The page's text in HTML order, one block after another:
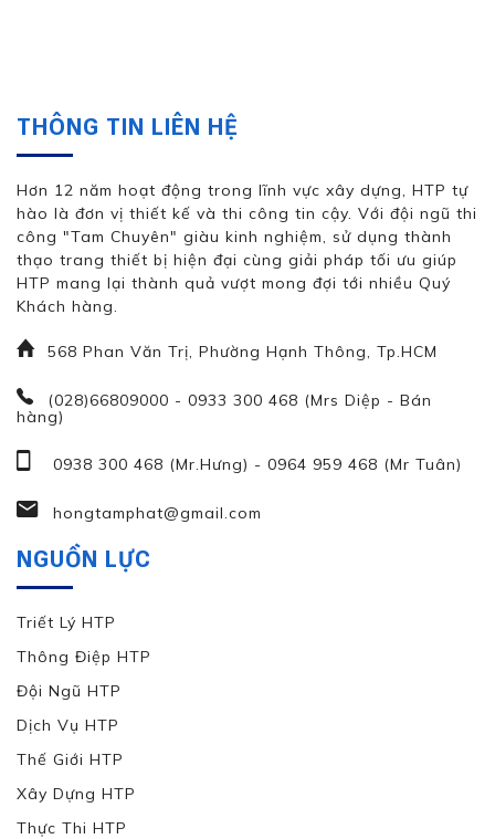
THÔNG TIN LIÊN HỆ
Hơn 12 năm hoạt động trong lĩnh vực xây dựng, HTP tự
hào là đơn vị thiết kế và thi công tin cậy. Với đội ngũ thi
công "Tam Chuyên" giàu kinh nghiệm, sử dụng thành
thạo trang thiết bị hiện đại cùng giải pháp tối ưu giúp
HTP mang lại thành quả vượt mong đợi tới nhiều Quý
Khách hàng.
568 Phan Văn Trị, Phường Hạnh Thông, Tp.HCM
(028)66809000 - 0933 300 468 (Mrs Diệp - Bán
hàng)
0938 300 468 (Mr.Hưng) - 0964 959 468 (Mr Tuân)
hongtamphat@gmail.com
NGUỒN LỰC
Triết Lý HTP
Thông Điệp HTP
Đội Ngũ HTP
Dịch Vụ HTP
Thế Giới HTP
Xây Dựng HTP
Thực Thi HTP